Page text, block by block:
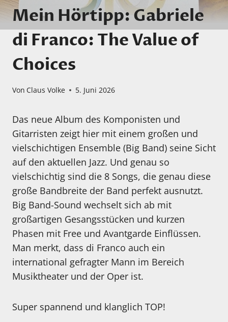
Mein Hörtipp: Gabriele
di Franco: The Value of
Choices
Von Claus Volke 5. Juni 2026
Das neue Album des Komponisten und
Gitarristen zeigt hier mit einem großen und
vielschichtigen Ensemble (Big Band) seine Sicht
auf den aktuellen Jazz. Und genau so
vielschichtig sind die 8 Songs, die genau diese
große Bandbreite der Band perfekt ausnutzt.
Big Band-Sound wechselt sich ab mit
großartigen Gesangsstücken und kurzen
Phasen mit Free und Avantgarde Einflüssen.
Man merkt, dass di Franco auch ein
international gefragter Mann im Bereich
Musiktheater und der Oper ist.
Super spannend und klanglich TOP!